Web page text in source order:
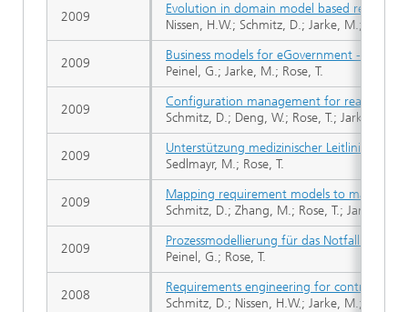
Evolution in domain model based
Nissen, H.W.; Schmitz, D.; Jarke, M.; Rose,
Business models for eGovernment - the
Peinel, G.; Jarke, M.; Rose, T.
Configuration management for realtime
Schmitz, D.; Deng, W.; Rose, T.; Jarke, M.
Unterstützung medizinischer Leitlinien -
Sedlmayr, M.; Rose, T.
Mapping requirement models to
Schmitz, D.; Zhang, M.; Rose, T.; Jarke, M.;
Prozessmodellierung für das
Peinel, G.; Rose, T.
Requirements engineering for control
Schmitz, D.; Nissen, H.W.; Jarke, M.; Rose,
2009
2009
2009
2009
2009
2009
2008